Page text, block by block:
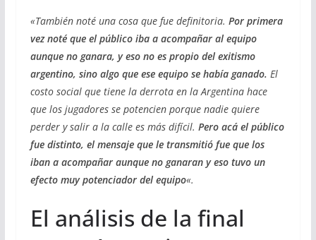
«También noté una cosa que fue definitoria. Por primera
vez noté que el público iba a acompañar al equipo
aunque no ganara, y eso no es propio del exitismo
argentino, sino algo que ese equipo se había ganado. El
costo social que tiene la derrota en la Argentina hace
que los jugadores se potencien porque nadie quiere
perder y salir a la calle es más difícil. Pero acá el público
fue distinto, el mensaje que le transmitió fue que los
iban a acompañar aunque no ganaran y eso tuvo un
efecto muy potenciador del equipo«.
El análisis de la final